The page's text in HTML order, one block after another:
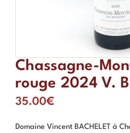
Chassagne-
rouge 2024 V.
35.00€
Domaine Vincent BACHELET à